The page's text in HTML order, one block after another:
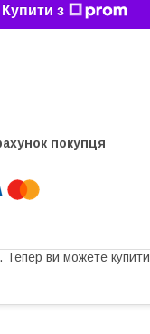
Купити з
покупця
Тепер ви можете купити